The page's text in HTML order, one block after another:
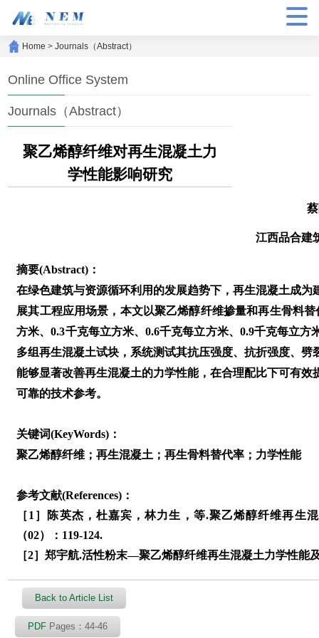
Home >Journals（Abstract）
Online Office System
Journals（Abstract）
聚乙烯醇纤维对再生混凝土力
学性能影响研究
江西品合建
摘要(Abstract)：
在绿色建筑与资源循环利用的发展趋势下，再生混凝土成
展其工程应用场景，本文以聚乙烯醇纤维掺量和再生骨料
方米、0.3千克每立方米、0.6千克每立方米、0.9千克每立
多组再生混凝土试块，系统测试其抗压强度、抗折强度、
能够显著改善再生混凝土的力学性能，在合理配比下可有
可靠的技术参考。
关键词(KeyWords)：
聚乙烯醇纤维；再生混凝土；再生骨料替代率；力学性能
参考文献(References)：
［1］陈英杰，杜嘉宾，林力生，等.聚乙烯醇纤维再生
（02）：119-124.
［2］郑宇航.活性粉末—聚乙烯醇纤维再生混凝土力学性能
Back to Article List
PDF Pages：44-46